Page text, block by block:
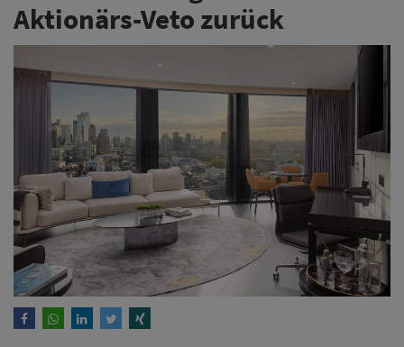
Aktionärs-Veto zurück